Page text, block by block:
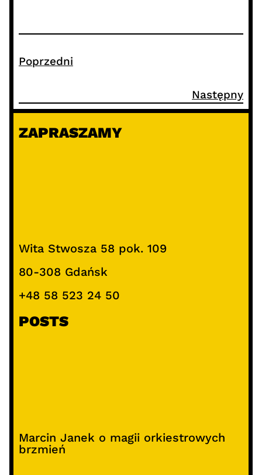
Poprzedni
Następny
ZAPRASZAMY
Wita Stwosza 58 pok. 109
80-308 Gdańsk
+48 58 523 24 50
POSTS
Marcin Janek o magii orkiestrowych
brzmień